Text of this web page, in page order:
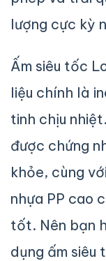
lượng cực kỳ
Ấm siêu tốc
liệu chính là
tinh chịu
được chứng
khỏe, cùng
nhựa PP cao
tốt. Nên bạn
dụng ấm siêu